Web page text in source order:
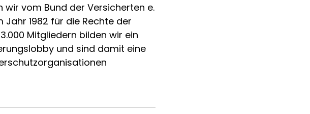
wir vom Bund der Versicherten e.
1982 für die Rechte der
Mitgliedern bilden wir ein
und sind damit eine